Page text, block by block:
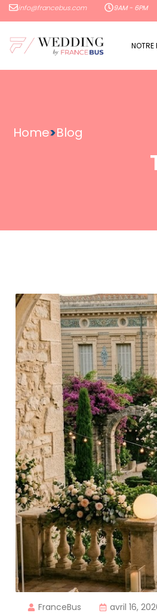
info@francebus.com 9AM - 6PM
NOTRE
Home>Blog
FranceBus avril 16,